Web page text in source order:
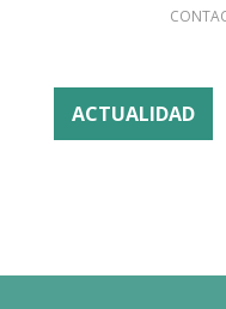
ACTUALIDAD